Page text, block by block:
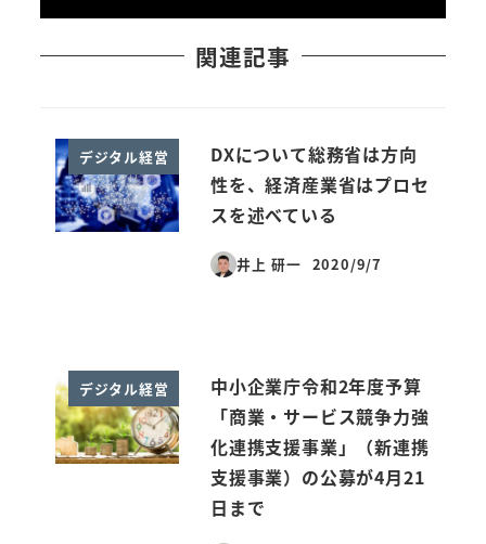
関連記事
デジタル経営
DXについて総務省は方向
性を、経済産業省はプロセ
スを述べている
井上 研一
投稿日
2020/9/7
デジタル経営
中小企業庁令和2年度予算
「商業・サービス競争力強
化連携支援事業」（新連携
支援事業）の公募が4月21
日まで